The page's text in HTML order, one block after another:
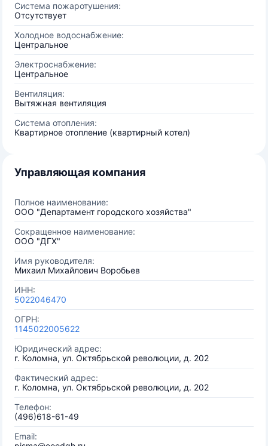
Система пожаротушения:
Отсутствует
Холодное водоснабжение:
Центральное
Электроснабжение:
Центральное
Вентиляция:
Вытяжная вентиляция
Система отопления:
Квартирное отопление (квартирный котел)
Управляющая компания
Полное наименование:
ООО "Департамент городского хозяйства"
Сокращенное наименование:
ООО "ДГХ"
Имя руководителя:
Михаил Михайлович Воробьев
ИНН:
5022046470
ОГРН:
1145022005622
Юридический адрес:
г. Коломна, ул. Октябрьской революции, д. 202
Фактический адрес:
г. Коломна, ул. Октябрьской революции, д. 202
Телефон:
(496)618-61-49
Email: